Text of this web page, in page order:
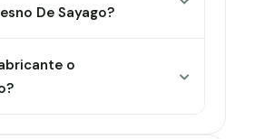
De Sayago?
o